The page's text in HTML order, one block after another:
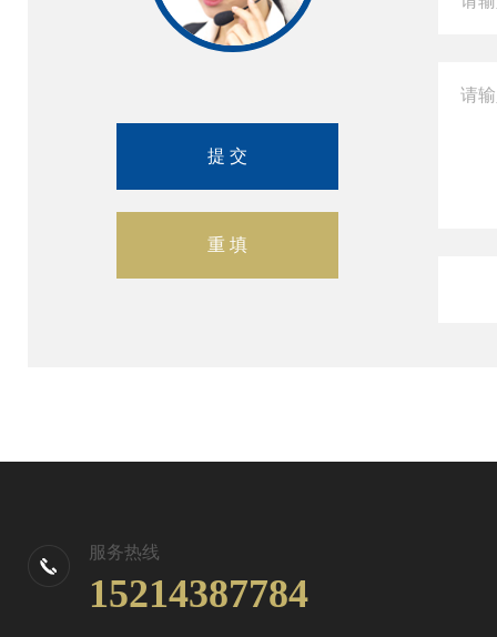
服务热线
15214387784